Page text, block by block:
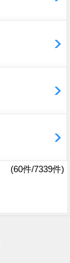
(60件/7339件)